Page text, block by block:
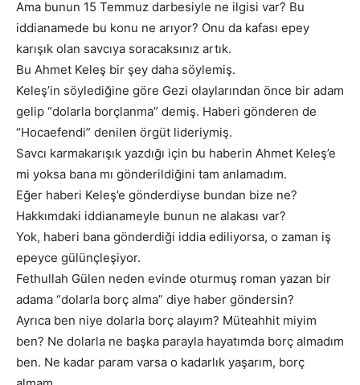
Ama bunun 15 Temmuz darbesiyle ne ilgisi var? Bu
iddianamede bu konu ne arıyor? Onu da kafası epey
karışık olan savcıya soracaksınız artık.
Bu Ahmet Keleş bir şey daha söylemiş.
Keleş’in söylediğine göre Gezi olaylarından önce bir adam
gelip “dolarla borçlanma” demiş. Haberi gönderen de
“Hocaefendi” denilen örgüt lideriymiş.
Savcı karmakarışık yazdığı için bu haberin Ahmet Keleş’e
mi yoksa bana mı gönderildiğini tam anlamadım.
Eğer haberi Keleş’e gönderdiyse bundan bize ne?
Hakkımdaki iddianameyle bunun ne alakası var?
Yok, haberi bana gönderdiği iddia ediliyorsa, o zaman iş
epeyce gülünçleşiyor.
Fethullah Gülen neden evinde oturmuş roman yazan bir
adama “dolarla borç alma” diye haber göndersin?
Ayrıca ben niye dolarla borç alayım? Müteahhit miyim
ben? Ne dolarla ne başka parayla hayatımda borç almadım
ben. Ne kadar param varsa o kadarlık yaşarım, borç